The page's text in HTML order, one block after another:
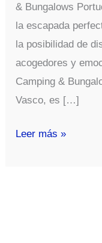
& Bungalows
la escapada
la posibilidad de
acogedores y
Camping &
Vasco, es […]
Toda
Leer más »